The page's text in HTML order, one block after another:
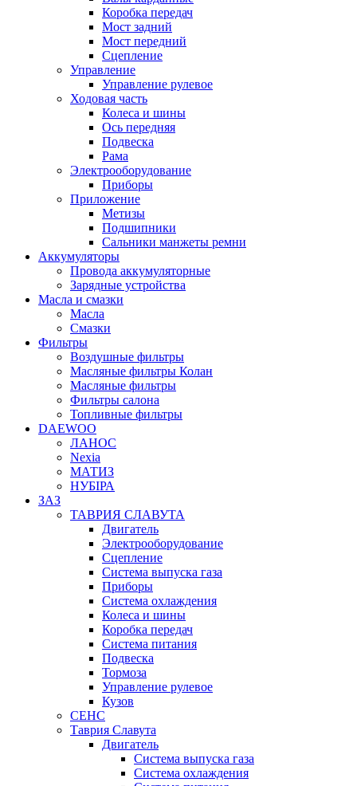
Коробка передач
Мост задний
Мост передний
Сцепление
Управление
Управление рулевое
Ходовая часть
Колеса и шины
Ось передняя
Подвеска
Рама
Электрооборудование
Приборы
Приложение
Метизы
Подшипники
Сальники манжеты ремни
Аккумуляторы
Провода аккумуляторные
Зарядные устройства
Масла и смазки
Масла
Смазки
Фильтры
Воздушные фильтры
Масляные фильтры Колан
Масляные фильтры
Фильтры салона
Топливные фильтры
DAEWOO
ЛАНОС
Nexia
МАТИЗ
НУБІРА
ЗАЗ
ТАВРИЯ СЛАВУТА
Двигатель
Электрооборудование
Сцепление
Система выпуска газа
Приборы
Система охлаждения
Колеса и шины
Коробка передач
Система питания
Подвеска
Тормоза
Управление рулевое
Кузов
СЕНС
Таврия Славута
Двигатель
Система выпуска газа
Система охлаждения